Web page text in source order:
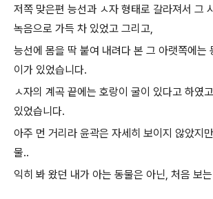
저쪽 맞은편 능선과 ㅅ자 형태로 갈라져서 그
녹음으로 가득 차 있었고 그리고,
능선에 몸을 딱 붙여 내려다 본 그 아랫쪽에는
이가 있었습니다.
ㅅ자의 계곡 끝에는 호랑이 굴이 있다고 하였
있었습니다.
아주 먼 거리라 윤곽은 자세히 보이지 않았지
물..
익히 봐 왔던 내가 아는 동물은 아닌, 처음 보